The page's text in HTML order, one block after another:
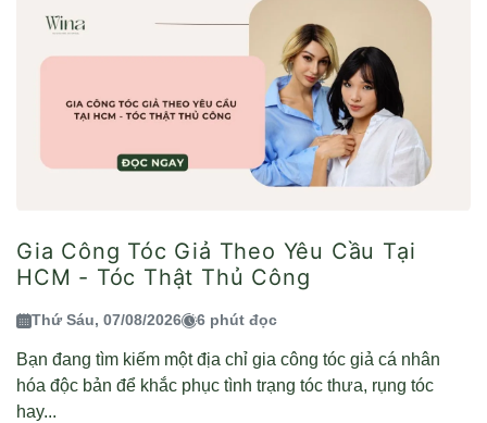
Gia Công Tóc Giả Theo Yêu Cầu Tại
HCM - Tóc Thật Thủ Công
Thứ Sáu, 07/08/2026 6 phút đọc
Bạn đang tìm kiếm một địa chỉ gia công tóc giả cá nhân
hóa độc bản để khắc phục tình trạng tóc thưa, rụng tóc
hay...